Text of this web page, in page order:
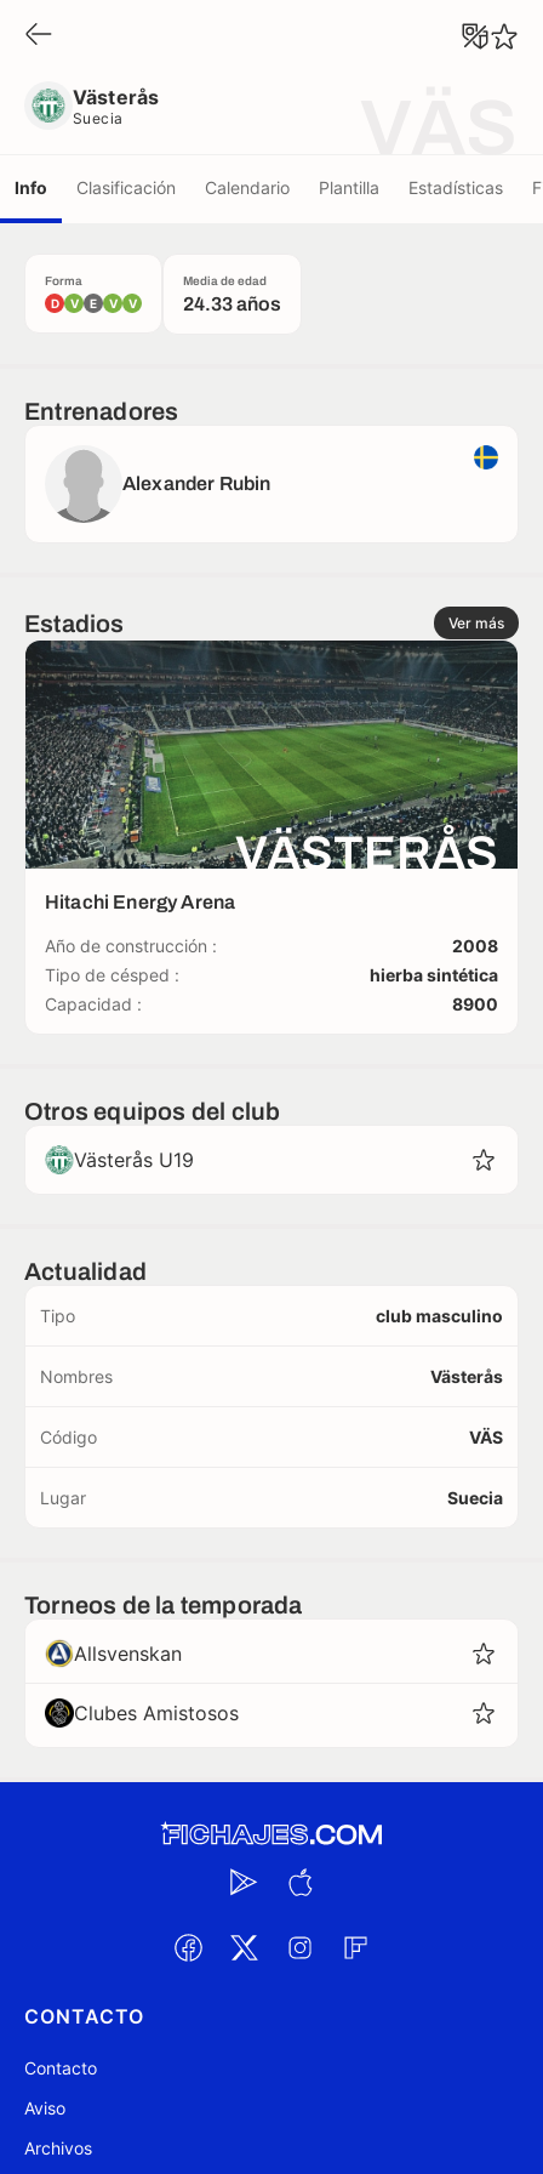
Västerås
Suecia
Info Clasificación Calendario Plantilla Estadísticas
Forma
D V E V V
Media de edad
24.33 años
Entrenadores
Alexander Rubin
Estadios Ver más
VÄSTERÅS
Hitachi Energy Arena
Año de construcción :
2008
Tipo de césped :
hierba sintética
Capacidad :
8900
Otros equipos del club
Västerås U19
Actualidad
Tipo club masculino
Nombres Västerås
Código VÄS
Lugar Suecia
Torneos de la temporada
Allsvenskan
Clubes Amistosos
CONTACTO
Contacto
Aviso
Archivos